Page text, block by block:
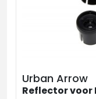
Urban Arrow
Reflector voor